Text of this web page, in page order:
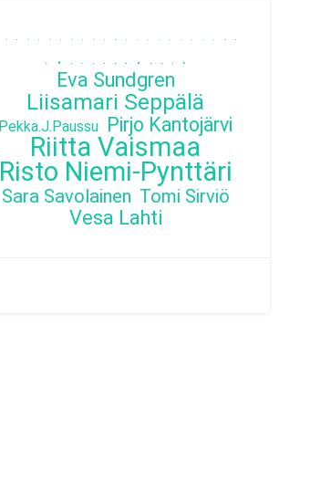
. . . . . . . . . . . . . . . . . . . . . .
. . . . . . . . . .
Eva Sundgren
Liisamari Seppälä
Pekka.J.Paussu Pirjo Kantojärvi
Riitta Vaismaa
Risto Niemi-Pynttäri
Sara Savolainen Tomi Sirviö
Vesa Lahti